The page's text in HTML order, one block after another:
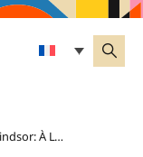
Kate Middleton Et William À Windsor: À L’honneur Pour La Prochaine Visite D’État, Leur Duo Promet De Marquer Les Esprits